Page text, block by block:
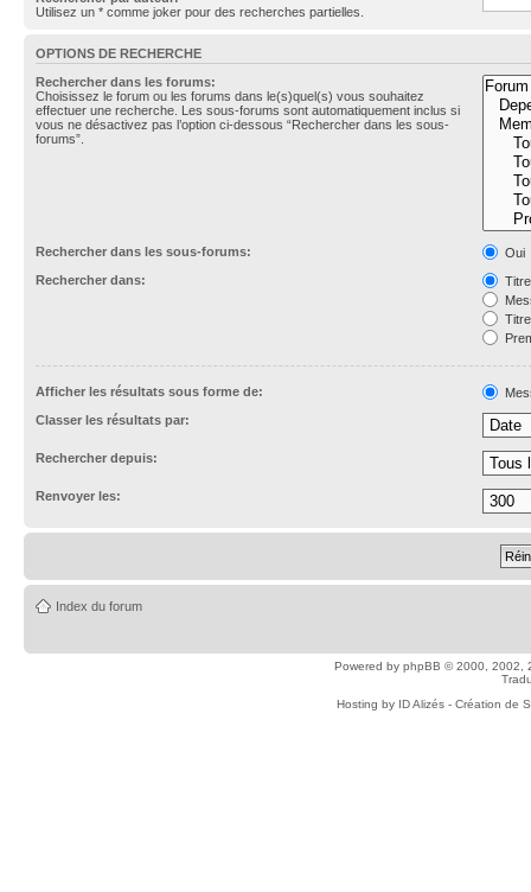
Utilisez un * comme joker pour des recherches partielles.
OPTIONS DE RECHERCHE
Rechercher dans les forums:
Choisissez le forum ou les forums dans le(s)quel(s) vous souhaitez
effectuer une recherche. Les sous-forums sont automatiquement inclus si
vous ne désactivez pas l’option ci-dessous “Rechercher dans les sous-
forums”.
Rechercher dans les sous-forums:
Oui
Rechercher dans:
Afficher les résultats sous forme de:
Classer les résultats par:
Rechercher depuis:
Renvoyer les:
Index du forum
Powered by phpBB © 2000, 2002,
Hosting by ID Alizés - Création de